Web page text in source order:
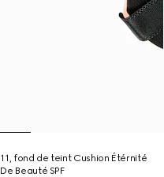
11, fond de teint Cushion Étérnité
De Beauté SPF